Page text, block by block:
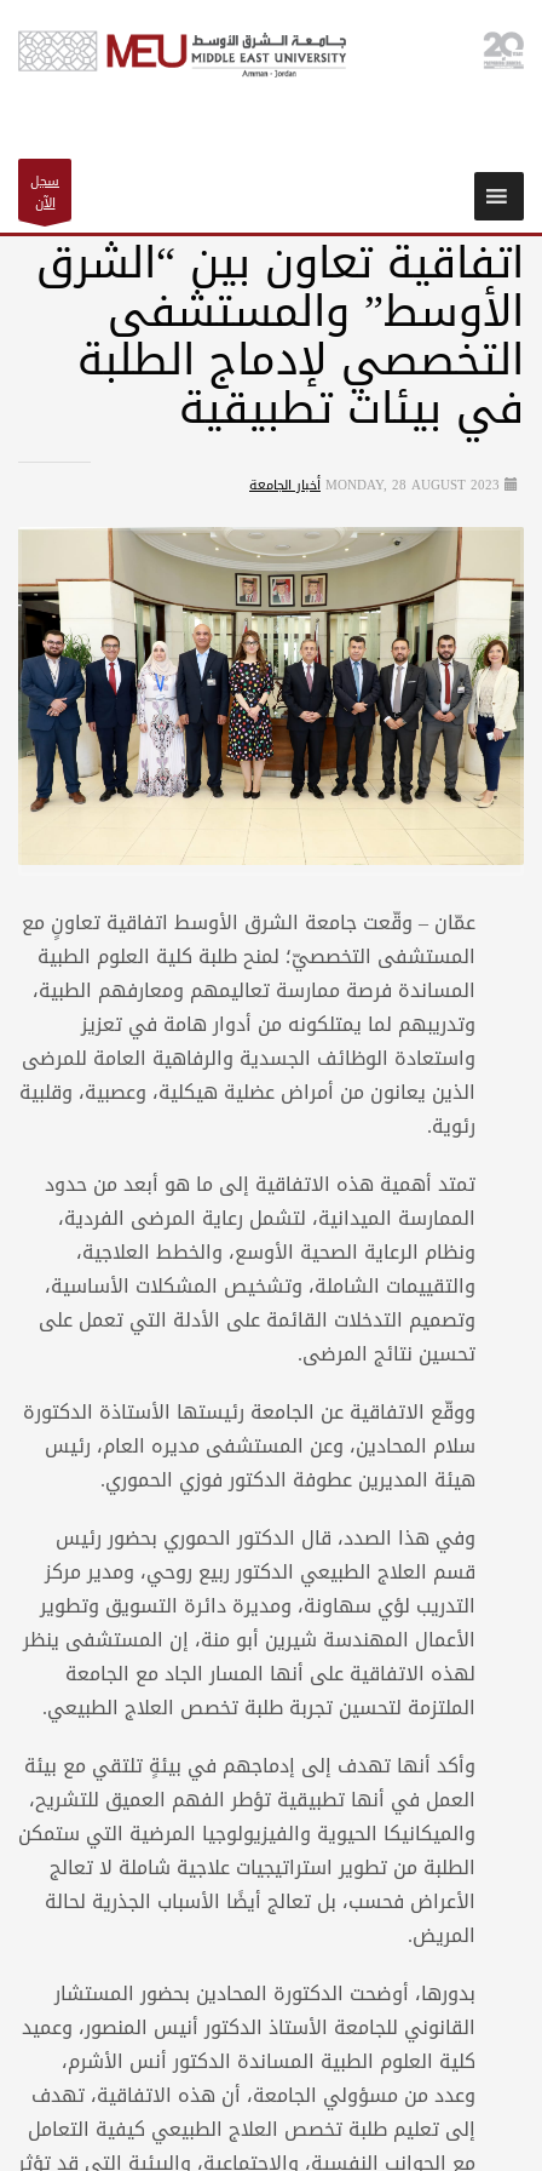
سجل
الآن
اتفاقية تعاون بين “الشرق
الأوسط” والمستشفى
التخصصي لإدماج الطلبة
في بيئات تطبيقية
MONDAY, 28 AUGUST 2023أخبار الجامعة
عمّان – وقّعت جامعة الشرق الأوسط اتفاقية تعاونٍ مع
المستشفى التخصصيّ؛ لمنح طلبة كلية العلوم الطبية
المساندة فرصة ممارسة تعاليمهم ومعارفهم الطبية،
وتدريبهم لما يمتلكونه من أدوار هامة في تعزيز
واستعادة الوظائف الجسدية والرفاهية العامة للمرضى
الذين يعانون من أمراض عضلية هيكلية، وعصبية، وقلبية
رئوية.
تمتد أهمية هذه الاتفاقية إلى ما هو أبعد من حدود
الممارسة الميدانية، لتشمل رعاية المرضى الفردية،
ونظام الرعاية الصحية الأوسع، والخطط العلاجية،
والتقييمات الشاملة، وتشخيص المشكلات الأساسية،
وتصميم التدخلات القائمة على الأدلة التي تعمل على
تحسين نتائج المرضى.
ووقّع الاتفاقية عن الجامعة رئيستها الأستاذة الدكتورة
سلام المحادين، وعن المستشفى مديره العام، رئيس
هيئة المديرين عطوفة الدكتور فوزي الحموري.
وفي هذا الصدد، قال الدكتور الحموري بحضور رئيس
قسم العلاج الطبيعي الدكتور ربيع روحي، ومدير مركز
التدريب لؤي سهاونة، ومديرة دائرة التسويق وتطوير
الأعمال المهندسة شيرين أبو منة، إن المستشفى ينظر
لهذه الاتفاقية على أنها المسار الجاد مع الجامعة
الملتزمة لتحسين تجربة طلبة تخصص العلاج الطبيعي.
وأكد أنها تهدف إلى إدماجهم في بيئةٍ تلتقي مع بيئة
العمل في أنها تطبيقية تؤطر الفهم العميق للتشريح،
والميكانيكا الحيوية والفيزيولوجيا المرضية التي ستمكن
الطلبة من تطوير استراتيجيات علاجية شاملة لا تعالج
الأعراض فحسب، بل تعالج أيضًا الأسباب الجذرية لحالة
المريض.
بدورها، أوضحت الدكتورة المحادين بحضور المستشار
القانوني للجامعة الأستاذ الدكتور أنيس المنصور، وعميد
كلية العلوم الطبية المساندة الدكتور أنس الأشرم،
وعدد من مسؤولي الجامعة، أن هذه الاتفاقية، تهدف
إلى تعليم طلبة تخصص العلاج الطبيعي كيفية التعامل
مع الجوانب النفسية، والاجتماعية، والبيئية التي قد تؤثر